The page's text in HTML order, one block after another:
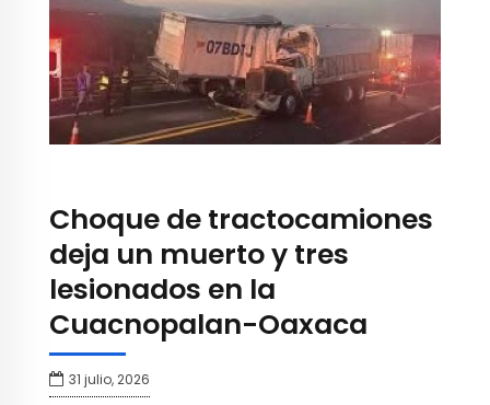
Choque de tractocamiones
deja un muerto y tres
lesionados en la
Cuacnopalan-Oaxaca
31 julio, 2026